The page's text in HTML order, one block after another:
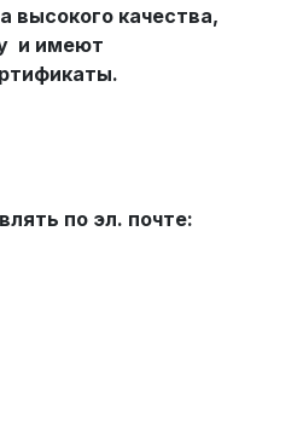
высокого качества,
и имеют
по эл. почте: